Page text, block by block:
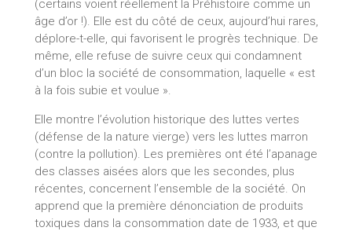
(certains voient réellement la Préhistoire comme un
âge d’or !). Elle est du côté de ceux, aujourd’hui rares,
déplore-t-elle, qui favorisent le progrès technique. De
même, elle refuse de suivre ceux qui condamnent
d’un bloc la société de consommation, laquelle « est
à la fois subie et voulue ».
Elle montre l’évolution historique des luttes vertes
(défense de la nature vierge) vers les luttes marron
(contre la pollution). Les premières ont été l’apanage
des classes aisées alors que les secondes, plus
récentes, concernent l’ensemble de la société. On
apprend que la première dénonciation de produits
toxiques dans la consommation date de 1933, et que